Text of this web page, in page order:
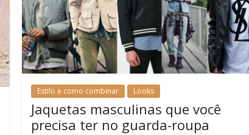
Estilo e como combinar Looks
Jaquetas masculinas que você
precisa ter no guarda-roupa